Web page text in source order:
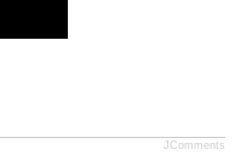
JComments